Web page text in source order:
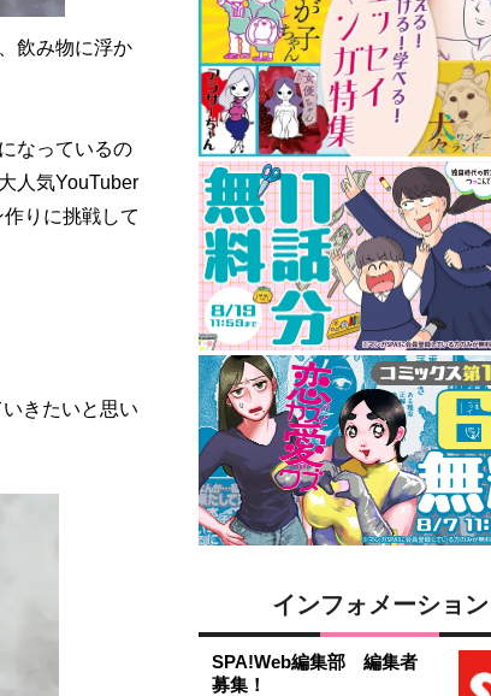
飲み物に浮か
なっているの
人気YouTuber
りに挑戦して
きたいと思い
インフォメーション
SPA!Web編集部 編集者
募集！